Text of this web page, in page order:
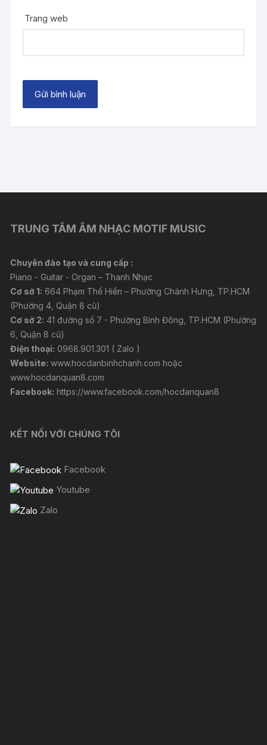
Trang web
TRUNG TÂM ÂM NHẠC MOTIF MUSIC
Chuyên đào tạo và cung cấp :
Piano - Guitar - Organ – Thanh Nhạc
Cơ sở 1: 664 Phạm Thế Hiển – Phường Chánh Hưng, TP.HCM
(Phường 4, Quận 8 cũ)
Cơ sở 2: 41 đường số 7 - Phường Bình Đông, TP.HCM (Phường
6, Quận 8 cũ)
Điện thoại: 0968.901.301 ( Zalo )
Website: www.hocdanbinhchanh.com hoặc
www.hocdanquan8.com
Facebook: https://www.facebook.com/hocdanquan8
KẾT NỐI VỚI CHÚNG TÔI
Facebook
Youtube
Zalo